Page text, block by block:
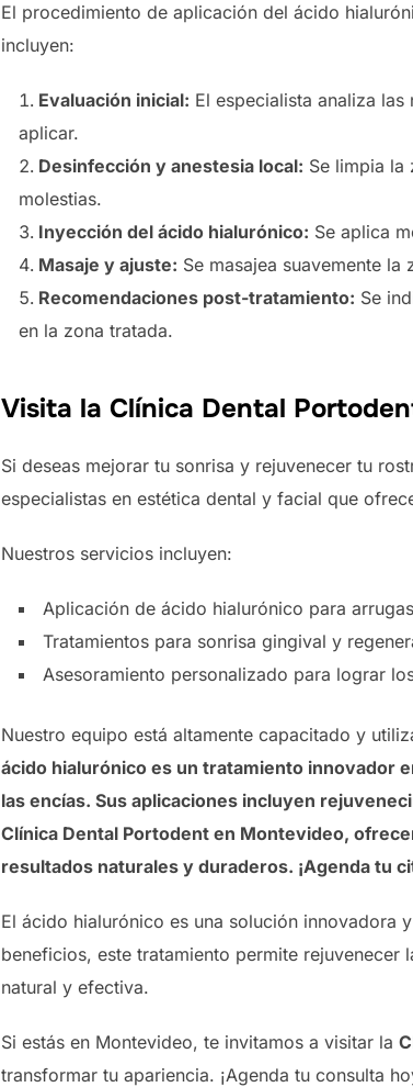
El procedimiento de aplicación del ácido
incluyen:
Evaluación inicial: El especialista analiza
aplicar.
Desinfección y anestesia local: Se limpia la
molestias.
Inyección del ácido hialurónico: Se aplica
Masaje y ajuste: Se masajea suavemente
Recomendaciones post-tratamiento: Se
en la zona tratada.
Visita la Clínica Dental
Si deseas mejorar tu sonrisa y rejuvenecer tu
especialistas en estética dental y facial que
Nuestros servicios incluyen:
Aplicación de ácido hialurónico para
Tratamientos para sonrisa gingival y
Asesoramiento personalizado para lograr
Nuestro equipo está altamente capacitado y
ácido hialurónico es un tratamiento innovador
las encías. Sus aplicaciones incluyen
Clínica Dental Portodent en Montevideo,
resultados naturales y duraderos. ¡Agenda tu
El ácido hialurónico es una solución innovadora
beneficios, este tratamiento permite
natural y efectiva.
Si estás en Montevideo, te invitamos a visitar la
transformar tu apariencia. ¡Agenda tu consulta